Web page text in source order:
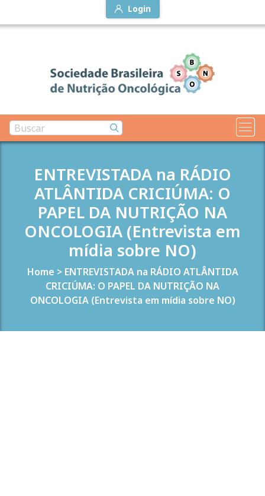
Login
ENTREVISTADA na RÁDIO
ATLÂNTIDA CRICIÚMA: O
PAPEL DA NUTRIÇÃO NA
ONCOLOGIA (Entrevista em
mídia sobre NO)
Home > ENTREVISTADA na RÁDIO ATLÂNTIDA
CRICIÚMA: O PAPEL DA NUTRIÇÃO NA
ONCOLOGIA (Entrevista em mídia sobre NO)